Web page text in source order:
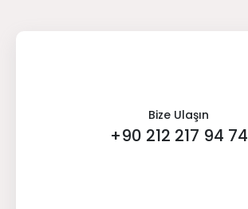
Bize Ulaşın
+90 212 217 94 74